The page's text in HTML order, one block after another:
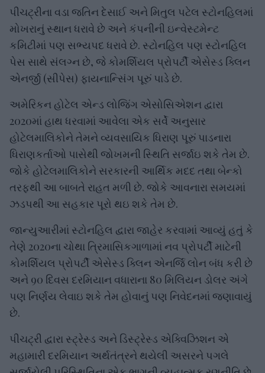
પીચટ્રીના વડા જતિન દેસાઈ અને મિતુલ પટેલ સ્ટોનહિલમાં
મોખરાનું સ્થાન ધરાવે છે અને કંપનીની ઇન્વેસ્ટમેન્ટ
કમિટીમાં પણ સભ્યપદ ધરાવે છે. સ્ટોનહિલ પણ સ્ટોનહિલ
પેસ સાથે સંલગ્ન છે, જે કોમર્શિયલ પ્રોપર્ટી એસેસ્ડ ક્લિન
એનર્જી (સીપેસ) ફાયનાન્સિંગ પૂરું પાડે છે.
અમેરિકન હોટેલ એન્ડ લોજિંગ એસોસિએશન દ્વારા
2020માં હાથ ધરવામાં આવેલા એક સર્વે અનુસાર
હોટેલમાલિકોને તેમને વ્યવસાયિક ધિરાણ પૂરું પાડનારા
ધિરાણકર્તાઓ પાસેથી જોખમની સ્થિતિ સર્જાઇ શકે તેમ છે.
જોકે હોટેલમાલિકોને સરકારની આર્થિક મદદ તથા બેન્કો
તરફથી આ બાબતે રાહત મળી છે. જોકે આવનારા સમયમાં
ઝડપથી આ સહકાર પૂરો થઇ શકે તેમ છે.
જાન્યુઆરીમાં સ્ટોનહિલ દ્વારા જાહેર કરવામાં આવ્યું હતું કે
તેણે 2020ના ચોથા ત્રિમાસિકગાળામાં નવ પ્રોપર્ટી માટેની
કોમર્શિયલ પ્રોપર્ટી એસેસ્ડ ક્લિન એનર્જિ લોન બંધ કરી છે
અને 90 દિવસ દરમિયાન વધારાના 80 મિલિયન ડોલર અંગે
પણ નિર્ણય લેવાઇ શકે તેમ હોવાનું પણ નિવેદનમાં જણાવાયું
છે.
પીચટ્રી દ્વારા સ્ટ્રેસ્ડ અને ડિસ્ટ્રેસ્ડ એક્વિઝિશન એ
મહામારી દરમિયાન અર્થતંત્રને થયેલી અસરને પગલે